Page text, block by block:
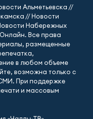
Альметьевска //
// Новости
Набережных
Все права
размещенные
в любом объеме
возможна только с
При поддержке
и массовым